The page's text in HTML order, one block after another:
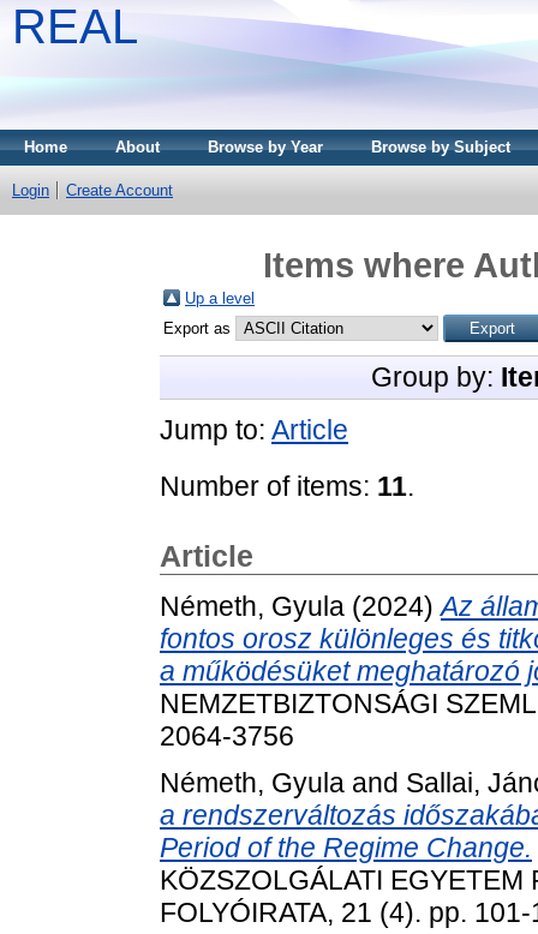
REAL
Home About Browse by Year Browse by Subject
Login Create Account
Items where
Up a level
Export as
Group by:
Jump to: Article
Number of items: 11.
Article
Németh, Gyula (2024)Az
fontos orosz különleges és
a működésüket meghatározó
NEMZETBIZTONSÁGI
2064-3756
Németh, Gyula and Sallai,
a rendszerváltozás
Period of the Regime Change.
KÖZSZOLGÁLATI
FOLYÓIRATA, 21 (4). pp.